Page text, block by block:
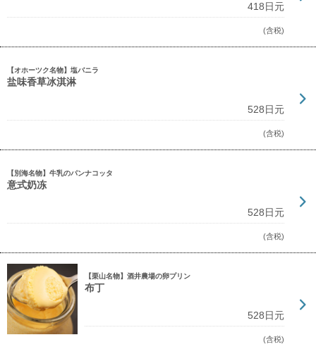
418日元
(含税)
【オホーツク名物】塩バニラ
盐味香草冰淇淋
528日元
(含税)
【別海名物】牛乳のパンナコッタ
意式奶冻
528日元
(含税)
【栗山名物】酒井農場の卵プリン
布丁
528日元
(含税)